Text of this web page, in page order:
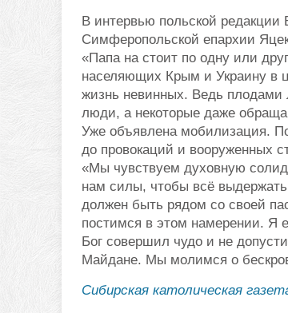
В интервью польской редакции
Симферопольской епархии
«Папа на стоит по одну или
населяющих Крым и Украину в
жизнь невинных. Ведь плодами
люди, а некоторые даже
Уже объявлена мобилизация.
до провокаций и вооруженных
«Мы чувствуем духовную
нам силы, чтобы всё
должен быть рядом со своей
постимся в этом намерении. Я
Бог совершил чудо и не
Майдане. Мы молимся о
Сибирская католическая